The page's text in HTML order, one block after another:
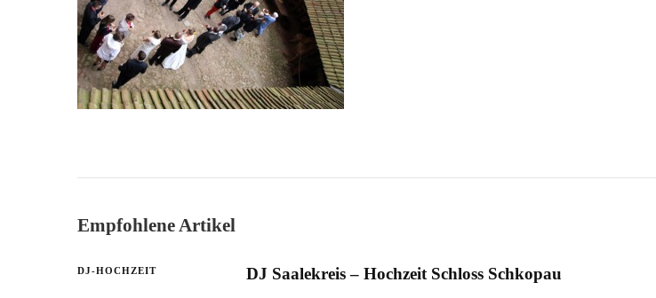
Empfohlene Artikel
DJ-HOCHZEIT DJ Saalekreis – Hochzeit Schloss Schkopau